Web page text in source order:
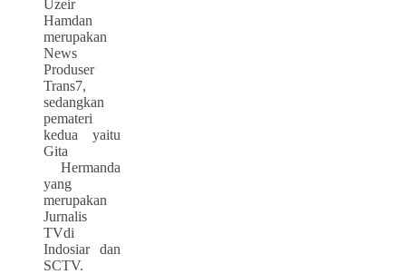
Uzeir
Hamdan
merupakan
News
Produser
Trans7,
sedangkan
pemateri
kedua yaitu
Gita
Hermanda
yang
merupakan
Jurnalis
TVdi
Indosiar dan
SCTV.